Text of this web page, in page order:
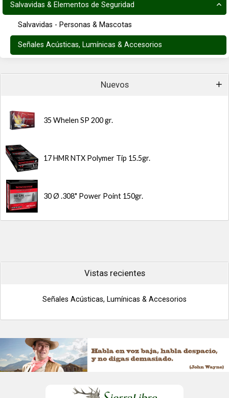
Salvavidas & Elementos de Seguridad
Salvavidas - Personas & Mascotas
Señales Acústicas, Lumínicas & Accesorios
Nuevos
35 Whelen SP 200 gr.
17 HMR NTX Polymer Tip 15.5gr.
30 Ø .308" Power Point 150gr.
Vistas recientes
Señales Acústicas, Lumínicas & Accesorios